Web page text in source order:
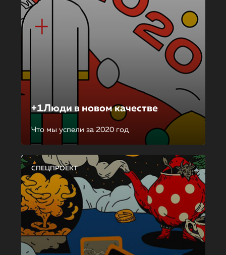
+1Люди в новом качестве
Что мы успели за 2020 год
СПЕЦПРОЕКТ